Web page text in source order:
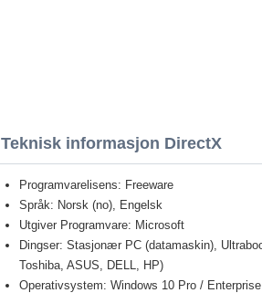
Teknisk informasjon DirectX
Programvarelisens: Freeware
Språk: Norsk (no), Engelsk
Utgiver Programvare: Microsoft
Dingser: Stasjonær PC (datamaskin),
Toshiba, ASUS, DELL, HP)
Operativsystem: Windows 10 Pro /